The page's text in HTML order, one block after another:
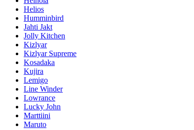
Helios
Humminbird
Jahti Jakt
Jolly Kitchen
Kizlyar
Kizlyar Supreme
Kosadaka
Kujira
Lemigo
Line Winder
Lowrance
Lucky John
Marttiini
Maruto